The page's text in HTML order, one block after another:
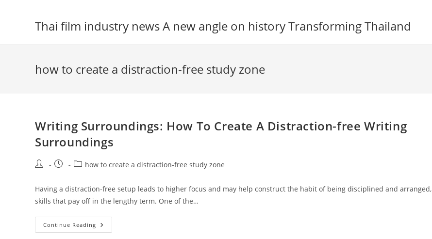
Thai film industry news A new angle on history Transforming Thailand
how to create a distraction-free study zone
Writing Surroundings: How To Create A Distraction-free Writing
Surroundings
Post
Post
Posthow to create a distraction-free study zone
Having a distraction-free setup leads to higher focus and may help construct the habit of being disciplined and arranged,
skills that pay off in the lengthy term. One of the…
Continue Reading Writing
Surroundings: